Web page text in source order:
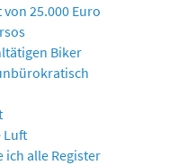
25.000 Euro
Biker
Luft
ich alle Register